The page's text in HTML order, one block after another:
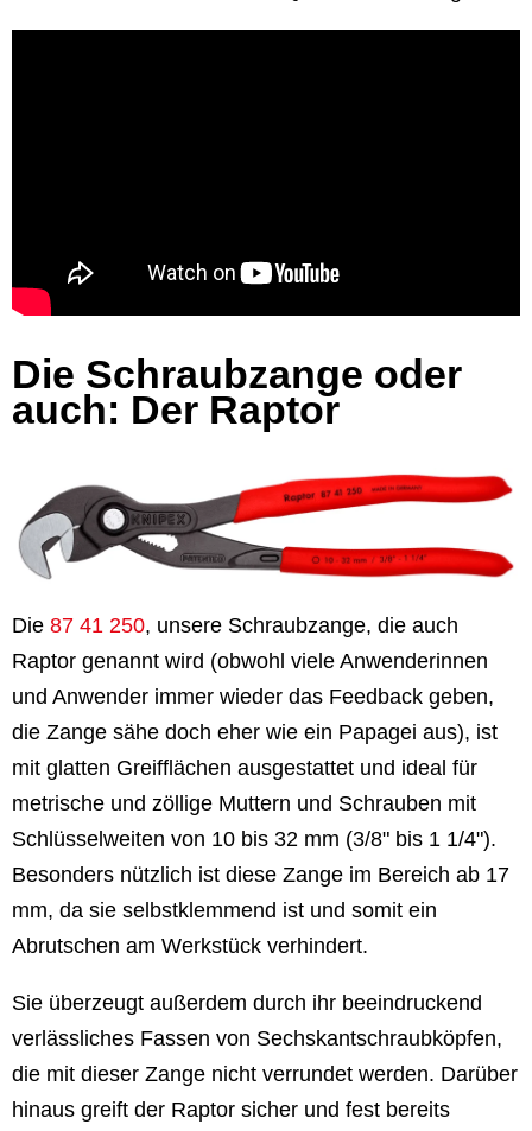
Die Schraubzange oder
auch: Der Raptor
Die 87 41 250, unsere Schraubzange, die auch
Raptor genannt wird (obwohl viele Anwenderinnen
und Anwender immer wieder das Feedback geben,
die Zange sähe doch eher wie ein Papagei aus), ist
mit glatten Greifflächen ausgestattet und ideal für
metrische und zöllige Muttern und Schrauben mit
Schlüsselweiten von 10 bis 32 mm (3/8" bis 1 1/4").
Besonders nützlich ist diese Zange im Bereich ab 17
mm, da sie selbstklemmend ist und somit ein
Abrutschen am Werkstück verhindert.
Sie überzeugt außerdem durch ihr beeindruckend
verlässliches Fassen von Sechskantschraubköpfen,
die mit dieser Zange nicht verrundet werden. Darüber
hinaus greift der Raptor sicher und fest bereits